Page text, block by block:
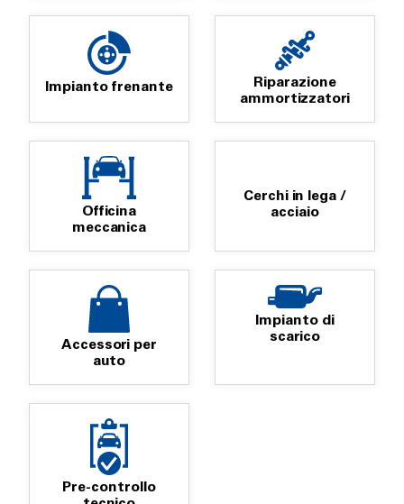
Impianto frenante
Riparazione
ammortizzatori
Officina
meccanica
Cerchi in lega /
acciaio
Accessori per
auto
Impianto di
scarico
Pre-controllo